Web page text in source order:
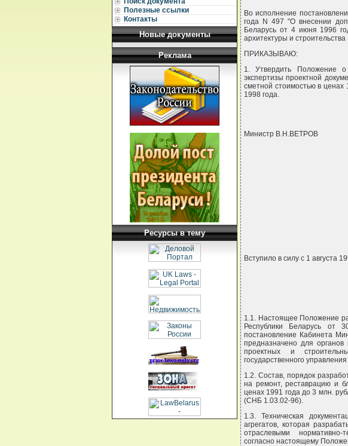
Полезные ссылки
Контакты
Новые документы
Реклама
Ресурсы в тему
Во исполнение
года N 497 "О внесении
Беларусь от 4 июня 1996
архитектуры и
ПРИКАЗЫВАЮ:
1. Утвердить Положение о
экспертизы проектной
сметной стоимостью в ценах
1998 года.
Министр В.Н.ВЕТРОВ
Вступило в силу с 1 августа
1.1. Настоящее Положение
Республики Беларусь
постановление Кабинета
предназначено для органов
проектных и
государственного
1.2. Состав, порядок
на ремонт, реставрацию и
ценах 1991 года до 3 млн.
(СНБ 1.03.02-96).
1.3. Техническая
агрегатов, которая
отраслевыми нормативно-
согласно настоящему